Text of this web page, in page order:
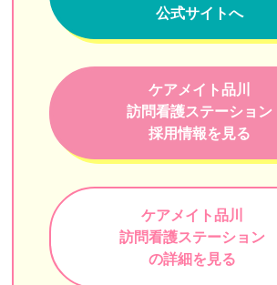
グッド訪問看護ステーション
みかん訪問看護リハビリテーション
訪問看護ステーションSUN
つむぐ訪問看護ステーション
訪問看護ステーション都葦
ひよこ訪問看護ステーション
訪問看護ステーションあいゆう
公式サイトへ
ケアメイト品川
訪問看護ステーション
採用情報を見る
ケアメイト品川
訪問看護ステーション
の詳細を見る